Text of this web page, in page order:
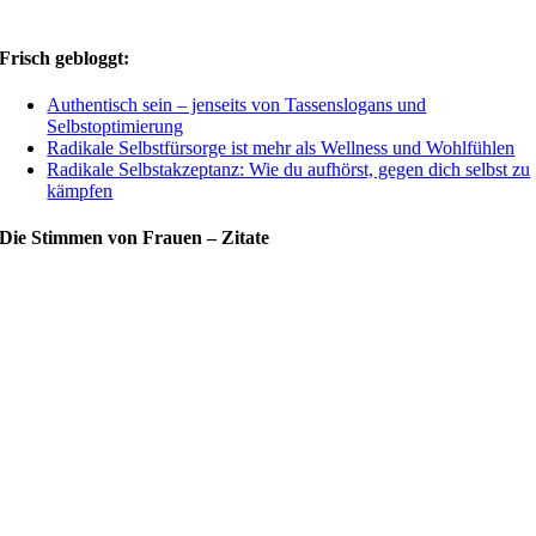
Frisch gebloggt:
Authentisch sein – jenseits von Tassenslogans und
Selbstoptimierung
Radikale Selbstfürsorge ist mehr als Wellness und Wohlfühlen
Radikale Selbstakzeptanz: Wie du aufhörst, gegen dich selbst zu
kämpfen
Die Stimmen von Frauen – Zitate